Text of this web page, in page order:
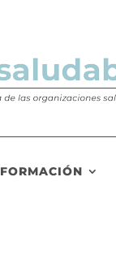
FORMACIÓN